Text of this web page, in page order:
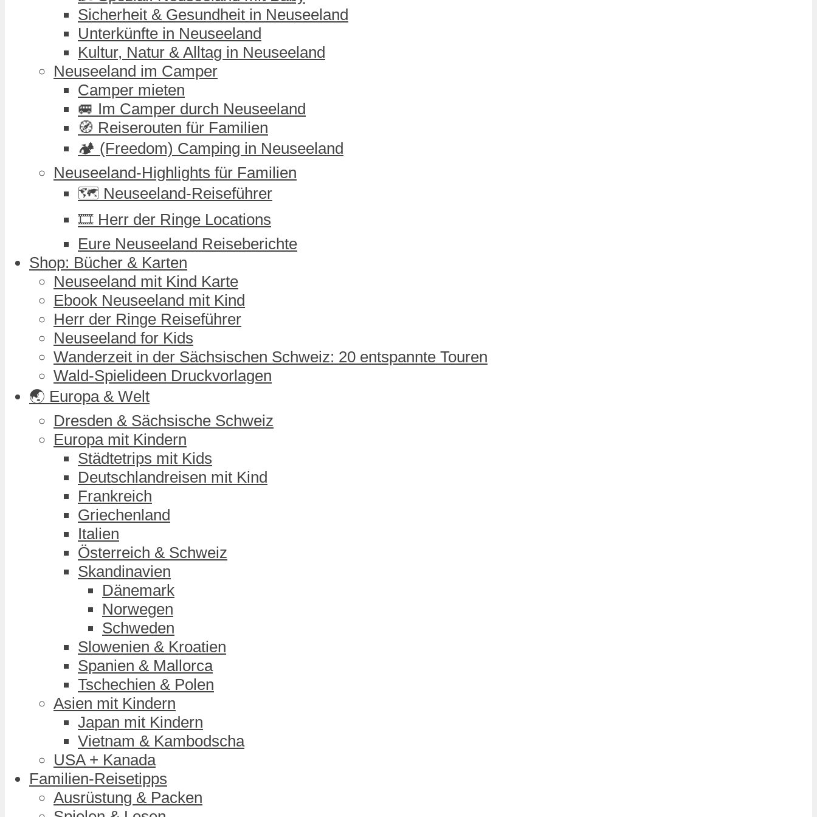
Sicherheit & Gesundheit in Neuseeland
Unterkünfte in Neuseeland
Kultur, Natur & Alltag in Neuseeland
Neuseeland im Camper
Camper mieten
🚐 Im Camper durch Neuseeland
🧭 Reiserouten für Familien
🏕️ (Freedom) Camping in Neuseeland
Neuseeland-Highlights für Familien
🗺️ Neuseeland-Reiseführer
🎞️ Herr der Ringe Locations
Eure Neuseeland Reiseberichte
Shop: Bücher & Karten
Neuseeland mit Kind Karte
Ebook Neuseeland mit Kind
Herr der Ringe Reiseführer
Neuseeland for Kids
Wanderzeit in der Sächsischen Schweiz: 20 entspannte Touren
Wald-Spielideen Druckvorlagen
🌏 Europa & Welt
Dresden & Sächsische Schweiz
Europa mit Kindern
Städtetrips mit Kids
Deutschlandreisen mit Kind
Frankreich
Griechenland
Italien
Österreich & Schweiz
Skandinavien
Dänemark
Norwegen
Schweden
Slowenien & Kroatien
Spanien & Mallorca
Tschechien & Polen
Asien mit Kindern
Japan mit Kindern
Vietnam & Kambodscha
USA + Kanada
Familien-Reisetipps
Ausrüstung & Packen